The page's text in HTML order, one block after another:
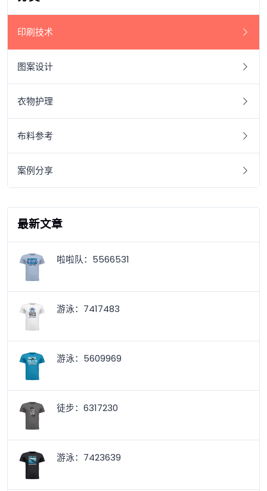
印刷技术
图案设计
衣物护理
布料参考
案例分享
最新文章
啦啦队：5566531
游泳：7417483
游泳：5609969
徒步：6317230
游泳：7423639